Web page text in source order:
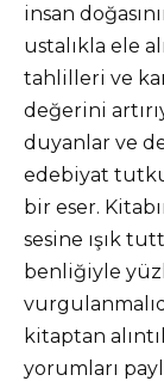
insan
ustalıkla ele
tahlilleri ve
değerini
duyanlar ve
edebiyat
bir eser.
sesine ışık
benliğiyle
kitaptan
yorumları